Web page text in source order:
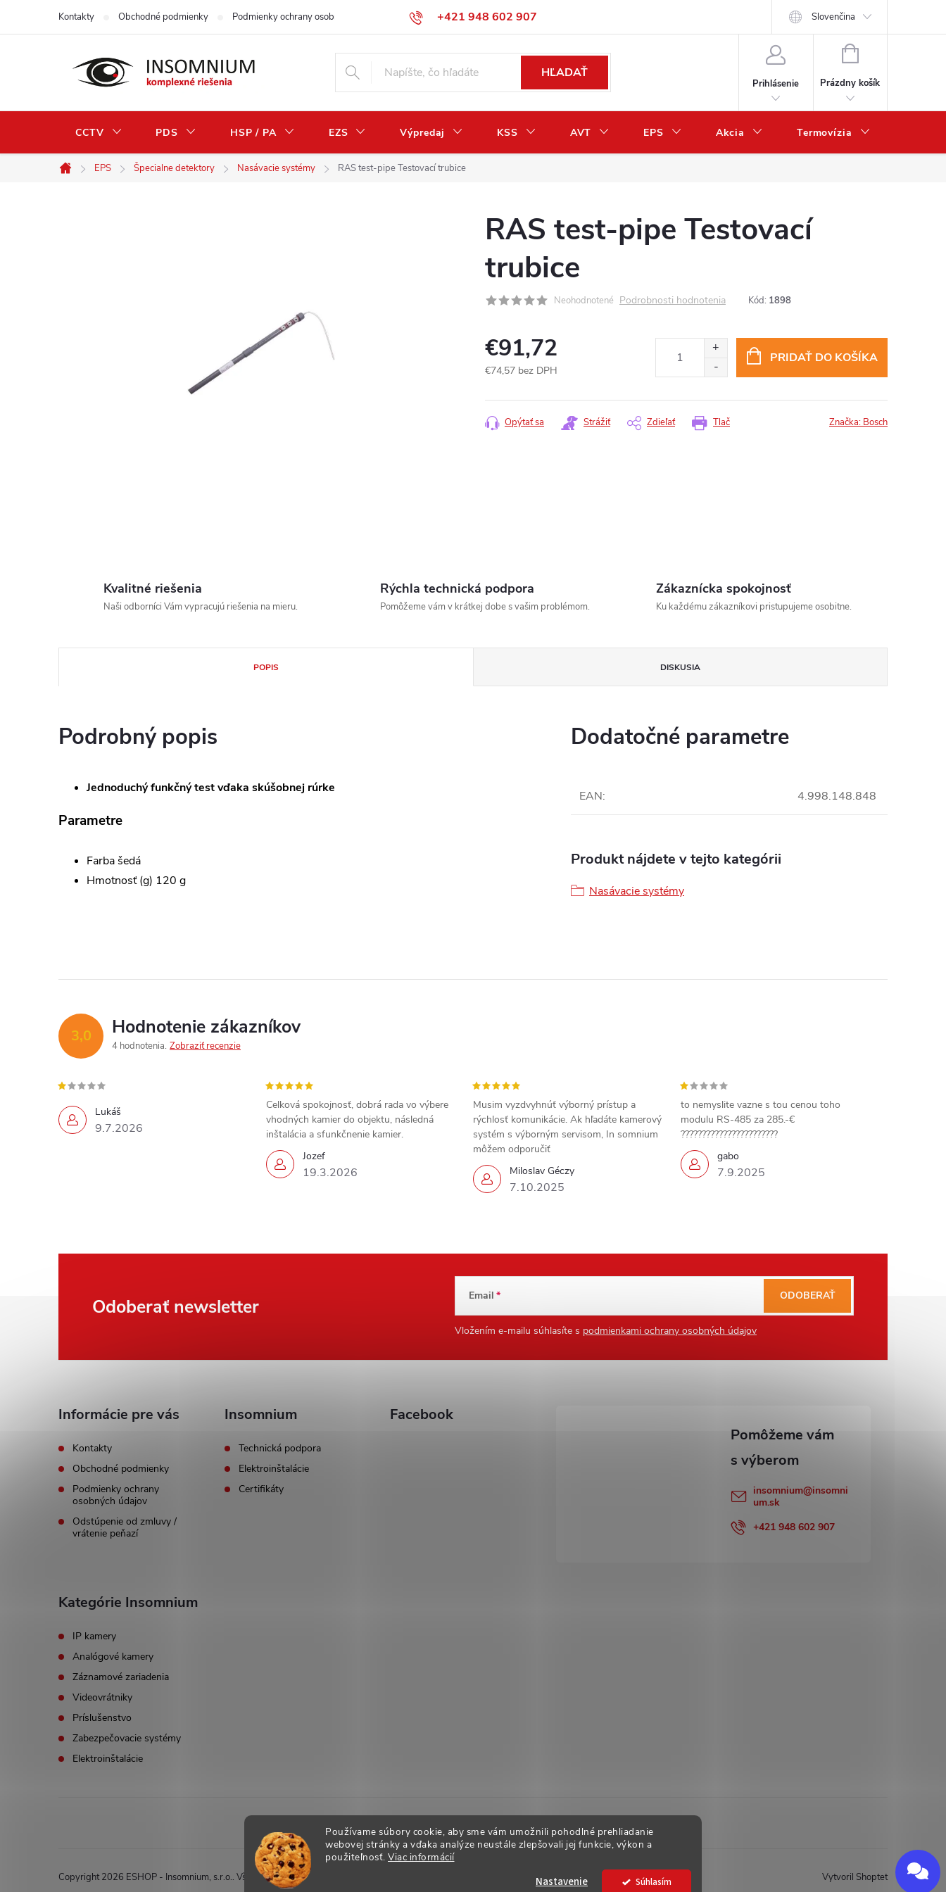
Používame súbory cookie, aby sme vám umožnili pohodlné prehliadanie
webovej stránky a vďaka analýze neustále zlepšovali jej funkcie, výkon a
použiteľnosť. Viac informácií
Súhlasím
Nastavenie
+421 948 602 907
Kontakty Obchodné podmienky Podmienky ochrany osobných údajov Odstúpenie od zmluvy / vrátenie peňazí Slovenčina
HĽADAŤ
Prihlásenie
NÁKUPNÝ
Prázdny košík
CCTV PDS HSP / PA EZS Výpredaj KSS AVT EPS Akcia Termovízia
Domov
EPS Špecialne detektory Nasávacie systémy RAS test-pipe Testovací trubice
RAS test-pipe Testovací
trubice
Neohodnotené Podrobnosti hodnotenia Kód: 1898
€91,72
€74,57 bez DPH
cena:
PRIDAŤ DO KOŠÍKA
Tlač
Opýtať sa Strážiť Zdieľať Značka: Bosch
Kvalitné riešenia
Naši odborníci Vám vypracujú riešenia na mieru.
Rýchla technická podpora
Pomôžeme vám v krátkej dobe s vašim problémom.
Zákaznícka spokojnosť
Ku každému zákazníkovi pristupujeme osobitne.
POPIS DISKUSIA
Podrobný popis
Jednoduchý funkčný test vďaka skúšobnej rúrke
Parametre
Farba šedá
Hmotnosť (g) 120 g
Dodatočné parametre
EAN: 4.998.148.848
Produkt nájdete v tejto kategórii
Nasávacie systémy
3,0 Hodnotenie zákazníkov
4 hodnotenia Zobraziť recenzie
Lukáš
9.7.2026
Jozef
19.3.2026
Celková spokojnosť, dobrá rada vo výbere
vhodných kamier do objektu, následná
inštalácia a sfunkčnenie kamier.
Miloslav Géczy
7.10.2025
Musim vyzdvyhnúť výborný prístup a
rýchlosť komunikácie. Ak hľadáte kamerový
systém s výborným servisom, In somnium
môžem odporučiť
gabo
7.9.2025
to nemyslite vazne s tou cenou toho
modulu RS-485 za 285.-€
???????????????????????
Odoberať newsletter Email
Vložením e-mailu súhlasíte s podmienkami ochrany osobných údajov
ODOBERAŤ
Informácie pre vás
Kontakty
Obchodné podmienky
Podmienky ochrany
osobných údajov
Odstúpenie od zmluvy /
vrátenie peňazí
Insomnium
Technická podpora
Elektroinštalácie
Certifikáty
Facebook
insomnium@insomni
um.sk
+421 948 602 907
Kategórie Insomnium
IP kamery
Analógové kamery
Záznamové zariadenia
Videovrátniky
Príslušenstvo
Zabezpečovacie systémy
Elektroinštalácie
Vytvoril Shoptet
Copyright 2026 ESHOP - Insomnium, s.r.o.. Všetky práva vyhradené.
www.insomnium.sk - Chat